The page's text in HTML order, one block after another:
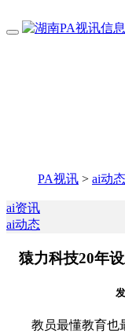
PA视讯 > ai动态
ai资讯
ai动态
猿力科技20年
教员最懂教育也最